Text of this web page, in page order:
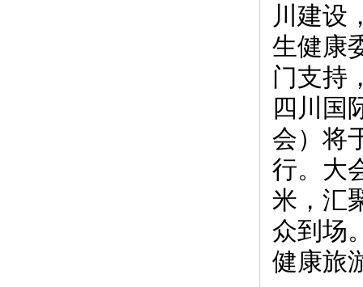
川建设
生健康
门支持
四川国
会）将
行。大
米，汇
众到场
健康旅